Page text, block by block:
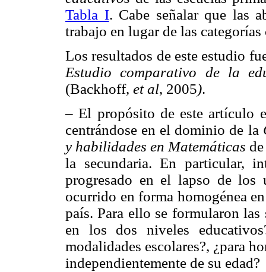
Tabla I. Cabe señalar que las
trabajo en lugar de las
Los resultados de este estudio
Estudio comparativo de la
(Backhoff, et al, 2005).
– El propósito de este artículo
centrándose en el dominio de la
y habilidades en Matemáticas
la secundaria. En particular,
progresado en el lapso de
ocurrido en forma homogénea
país. Para ello se formularon
en los dos niveles
modalidades escolares?, ¿para
independientemente de su edad?